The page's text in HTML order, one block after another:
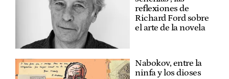
reflexiones de
Richard Ford sobre
el arte de la novela
Nabokov, entre la
ninfa y los dioses